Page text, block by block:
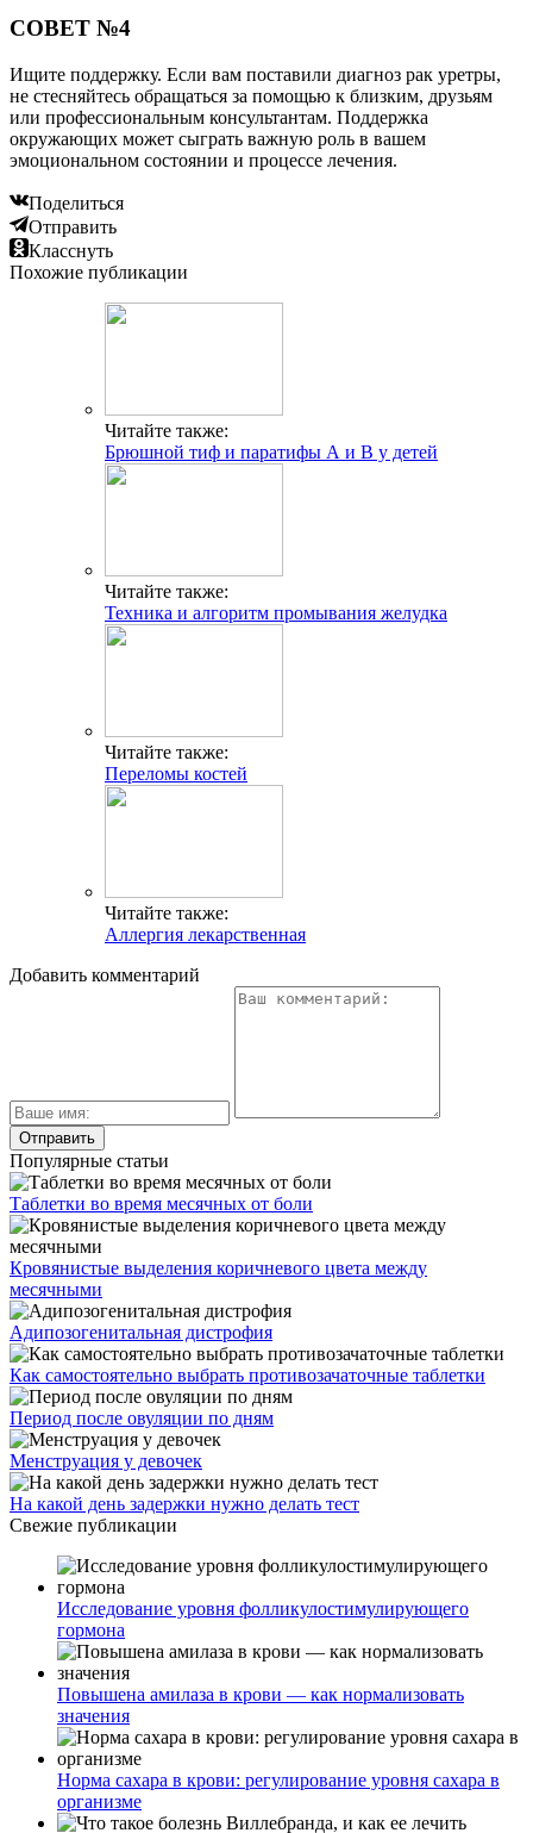
СОВЕТ №4
Ищите поддержку. Если вам поставили диагноз рак уретры,
не стесняйтесь обращаться за помощью к близким, друзьям
или профессиональным консультантам. Поддержка
окружающих может сыграть важную роль в вашем
эмоциональном состоянии и процессе лечения.
Поделиться
Отправить
Класснуть
Похожие публикации
Читайте также:
Брюшной тиф и паратифы А и В у детей
Читайте также:
Техника и алгоритм промывания желудка
Читайте также:
Переломы костей
Читайте также:
Аллергия лекарственная
Добавить комментарий
Популярные статьи
Таблетки во время месячных от боли
Кровянистые выделения коричневого цвета между
месячными
Адипозогенитальная дистрофия
Как самостоятельно выбрать противозачаточные таблетки
Период после овуляции по дням
Менструация у девочек
На какой день задержки нужно делать тест
Свежие публикации
Исследование уровня фолликулостимулирующего
гормона
Повышена амилаза в крови — как нормализовать
значения
Норма сахара в крови: регулирование уровня сахара в
организме